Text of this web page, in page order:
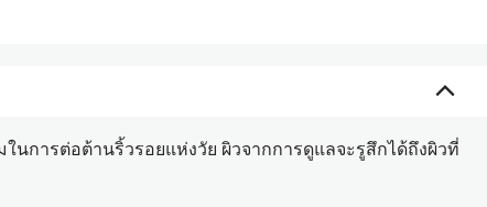
นการต่อต้านริ้วรอยแห่งวัย ผิวจากการดูแลจะรูสึกได้ถึงผิวที่